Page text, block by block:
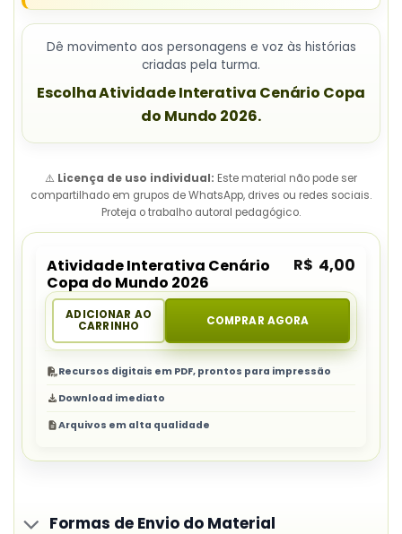
Dê movimento aos personagens e voz às histórias
criadas pela turma.
Escolha Atividade Interativa Cenário Copa
do Mundo 2026.
⚠️ Licença de uso individual: Este material não pode ser
compartilhado em grupos de WhatsApp, drives ou redes sociais.
Proteja o trabalho autoral pedagógico.
Atividade Interativa Cenário
Copa do Mundo 2026
R$ 4,00
ADICIONAR AO
CARRINHO
COMPRAR AGORA
Recursos digitais em PDF, prontos para impressão
Download imediato
Arquivos em alta qualidade
Formas de Envio do Material